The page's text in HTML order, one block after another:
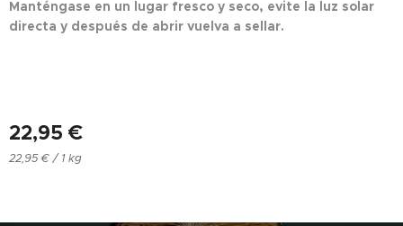
Manténgase en un lugar fresco y seco, evite la luz solar
directa y después de abrir vuelva a sellar.
22,95 €
22,95 € / 1 kg